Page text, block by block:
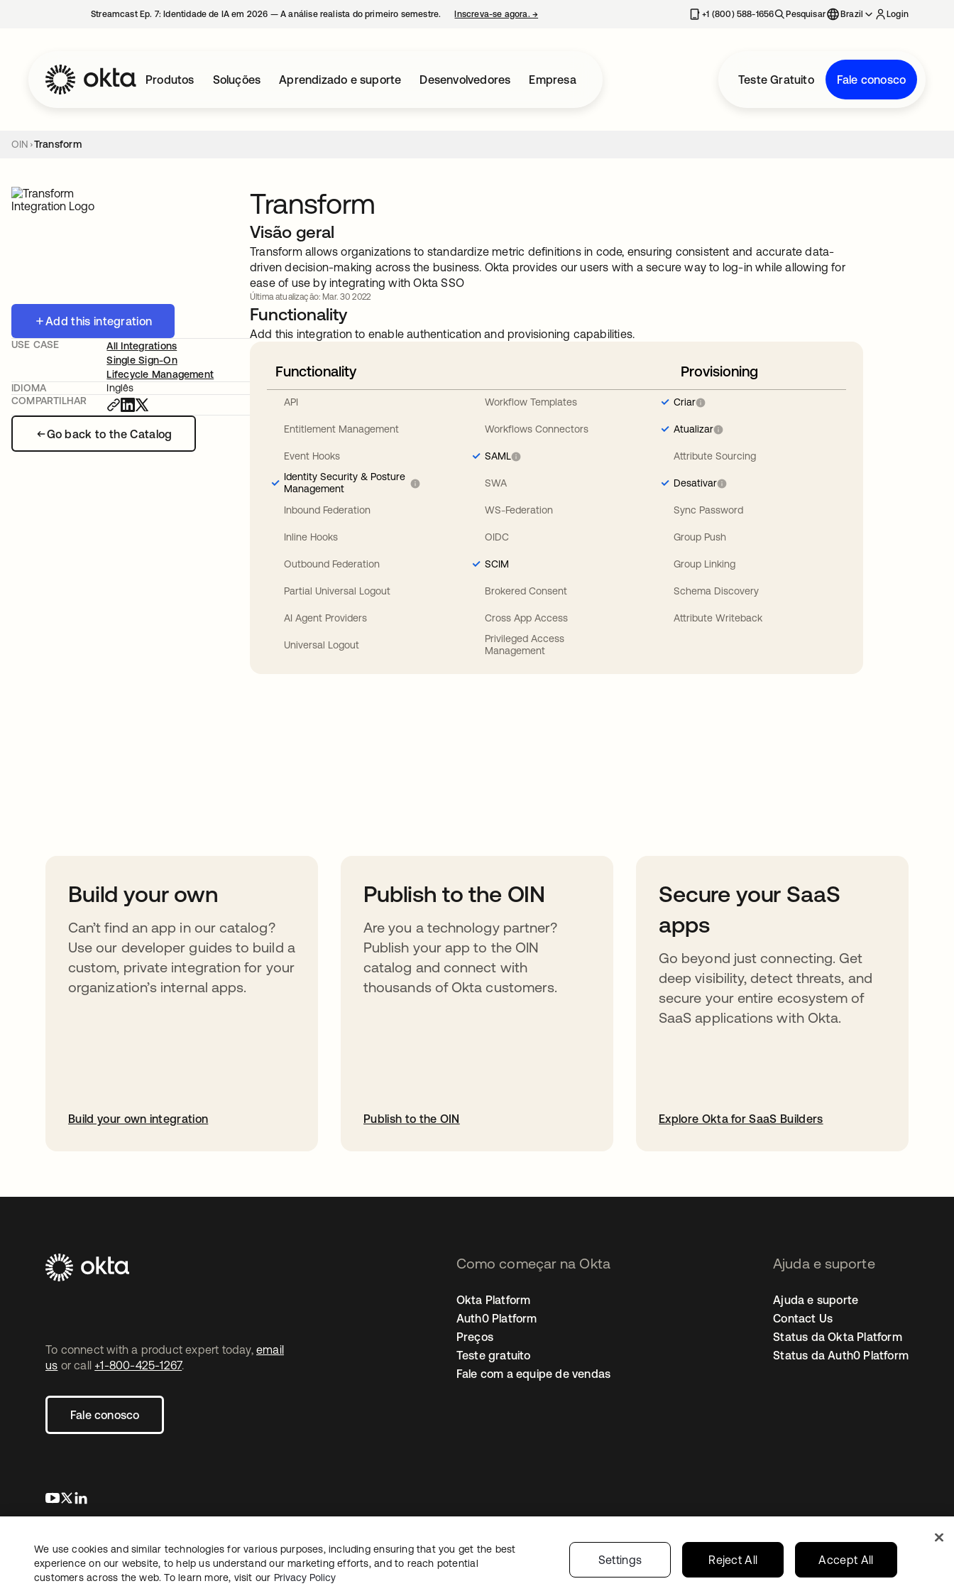
Streamcast Ep. 7: Identidade de IA em 2026 — A análise realista do primeiro semestre. Inscreva-se agora. → +1 (800) 588-1656 Pesquisar Brazil Login
Produtos Soluções Aprendizado e suporte Desenvolvedores Empresa Teste Gratuito Fale conosco
OIN Transform
Add this integration
Go back to the Catalog
USE CASE
All Integrations
Single Sign-On
Lifecycle Management
IDIOMA
Inglês
COMPARTILHAR
Transform
Visão geral
Transform allows organizations to standardize metric definitions in code, ensuring consistent and accurate data-
driven decision-making across the business. Okta provides our users with a secure way to log-in while allowing for
ease of use by integrating with Okta SSO
Última atualização: Mar. 30 2022
Functionality
Add this integration to enable authentication and provisioning capabilities.
Functionality
API
Entitlement Management
Event Hooks
Identity Security & Posture
Management
Inbound Federation
Inline Hooks
Outbound Federation
Partial Universal Logout
AI Agent Providers
Universal Logout
Workflow Templates
Workflows Connectors
SAML
SWA
WS-Federation
OIDC
SCIM
Brokered Consent
Cross App Access
Privileged Access
Management
Provisioning
Criar
Atualizar
Attribute Sourcing
Desativar
Sync Password
Group Push
Group Linking
Schema Discovery
Attribute Writeback
Build your own
Can’t find an app in our catalog?
Use our developer guides to build a
custom, private integration for your
organization’s internal apps.
Build your own integration
Publish to the OIN
Are you a technology partner?
Publish your app to the OIN
catalog and connect with
thousands of Okta customers.
Publish to the OIN
Secure your SaaS
apps
Go beyond just connecting. Get
deep visibility, detect threats, and
secure your entire ecosystem of
SaaS applications with Okta.
Explore Okta for SaaS Builders
To connect with a product expert today, email
us or call +1-800-425-1267.
Fale conosco
abre em uma nova guia
abre em uma nova guia
Como começar na Okta
Okta Platform
Auth0 Platform
Preços
Teste gratuito
Fale com a equipe de vendas
Ajuda e suporte
Ajuda e suporte
Contact Us
Status da Okta Platform
Status da Auth0 Platform
JurídicoPolítica de privacidadeTermos do siteSegurança Mapa do site
Preferências de cookies
Suas escolhas de privacidade
Brazil
Copyright © 2026 Okta. Todos os direitos
reservados.
We use cookies and similar technologies for various purposes, including ensuring that you get the best
experience on our website, to help us understand our marketing efforts, and to reach potential
customers across the web. To learn more, visit our Privacy Policy
Settings Reject All Accept All